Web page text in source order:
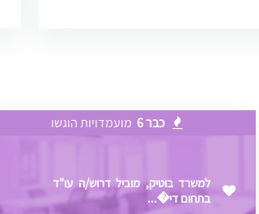
כבר 6 מועמדויות הוגשו
למשרד בוטיק, מוביל דרוש/ה עו"ד
בתחום די�...